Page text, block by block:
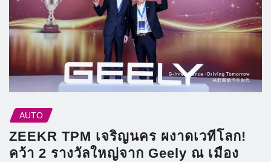
AUTO
ZEEKR TPM เจริญนคร ผงาดเวทีโลก!
คว้า 2 รางวัลใหญ่จาก Geely ณ เมือง